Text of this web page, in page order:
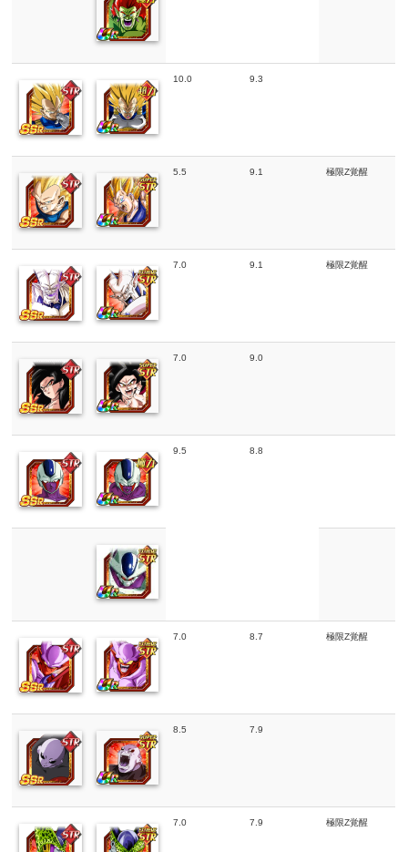
10.0 9.3
5.5 9.1 極限Z覚醒
7.0 9.1 極限Z覚醒
7.0 9.0
9.5 8.8
7.0 8.7 極限Z覚醒
8.5 7.9
7.0 7.9 極限Z覚醒